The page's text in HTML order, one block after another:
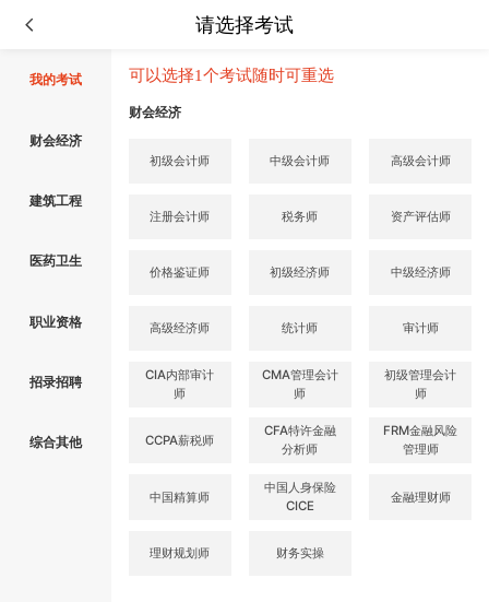
请选择考试
我的考试
财会经济
建筑工程
医药卫生
职业资格
招录招聘
综合其他
可以选择1个考试随时可重选
财会经济
初级会计师 中级会计师 高级会计师
注册会计师 税务师 资产评估师
价格鉴证师 初级经济师 中级经济师
高级经济师 统计师 审计师
CIA内部审计
师
CMA管理会计
师
初级管理会计
师
CCPA薪税师
CFA特许金融
分析师
FRM金融风险
管理师
中国精算师
中国人身保险
CICE
金融理财师
理财规划师 财务实操